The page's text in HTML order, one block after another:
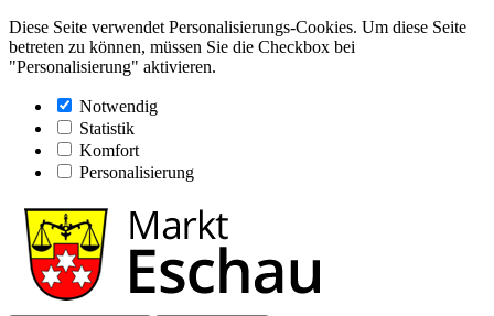
Diese Seite verwendet Personalisierungs-Cookies. Um diese Seite
betreten zu können, müssen Sie die Checkbox bei
"Personalisierung" aktivieren.
Notwendig
Statistik
Komfort
Personalisierung